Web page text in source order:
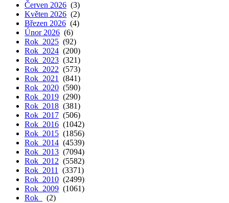
Červen 2026 (3)
Květen 2026 (2)
Březen 2026 (4)
Únor 2026 (6)
Rok 2025 (92)
Rok 2024 (200)
Rok 2023 (321)
Rok 2022 (573)
Rok 2021
(841)
Rok 2020 (590)
Rok 2019 (290)
Rok 2018 (381)
Rok 2017 (506)
Rok 2016 (1042)
Rok 2015 (1856)
Rok 2014 (4539)
Rok 2013 (7094)
Rok 2012 (5582)
Rok 2011
(3371)
Rok 2010 (2499)
Rok 2009 (1061)
Rok
(2)